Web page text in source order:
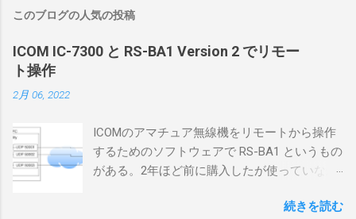
このブログの人気の投稿
ICOM IC-7300 と RS-BA1 Version 2 でリモー
ト操作
2月 06, 2022
ICOMのアマチュア無線機をリモートから操作
するためのソフトウェアで RS-BA1 というもの
がある。2年ほど前に購入したが使っていなか
としているので、リモートから操作できる無
続きを読む